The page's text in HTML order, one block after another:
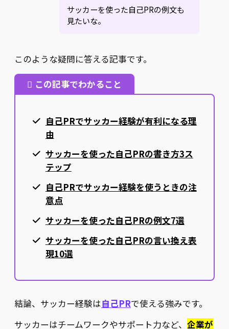
サッカーを使った自己PRの例文も
見たいな。
このような疑問に答える記事です。
この記事でわかること
自己PRでサッカー経験が有利になる理
由
サッカーを使った自己PRの書き方3ス
テップ
自己PRでサッカー経験を使うときの注
意点
サッカーを使った自己PRの例文7選
サッカーを使った自己PRの言い換え表
現10選
結論、サッカー経験は自己PRで使える強みです。
サッカーはチームワークやサポート力など、 企業が